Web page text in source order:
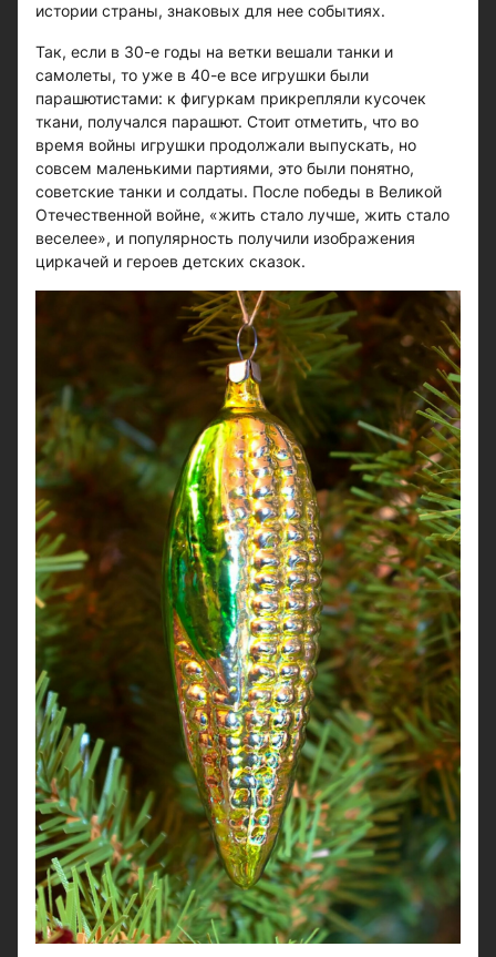
истории страны, знаковых для нее событиях.
Так, если в 30-е годы на ветки вешали танки и
самолеты, то уже в 40-е все игрушки были
парашютистами: к фигуркам прикрепляли кусочек
ткани, получался парашют. Стоит отметить, что во
время войны игрушки продолжали выпускать, но
совсем маленькими партиями, это были понятно,
советские танки и солдаты. После победы в Великой
Отечественной войне, «жить стало лучше, жить стало
веселее», и популярность получили изображения
циркачей и героев детских сказок.